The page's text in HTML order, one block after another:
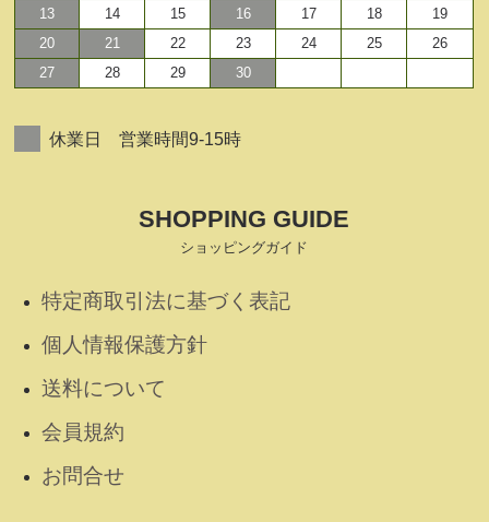
13
14 15 16 17 18
19
20
21 22 23 24 25
26
27
28 29 30
休業日 営業時間9-15時
SHOPPING GUIDE
ショッピングガイド
特定商取引法に基づく表記
個人情報保護方針
送料について
会員規約
お問合せ